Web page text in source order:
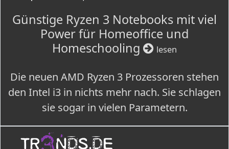
Günstige Ryzen 3 Notebooks mit viel
Power für Homeoffice und
Homeschooling
lesen
Die neuen AMD Ryzen 3 Prozessoren stehen
den Intel i3 in nichts mehr nach. Sie schlagen
sie sogar in vielen Parametern.